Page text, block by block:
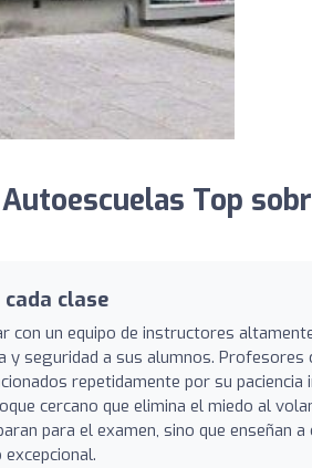
Top
clase
un equipo de instructores
y seguridad a sus alumnos. Profesores
repetidamente por su paciencia
cercano que elimina el miedo al
para el examen, sino que enseñan a